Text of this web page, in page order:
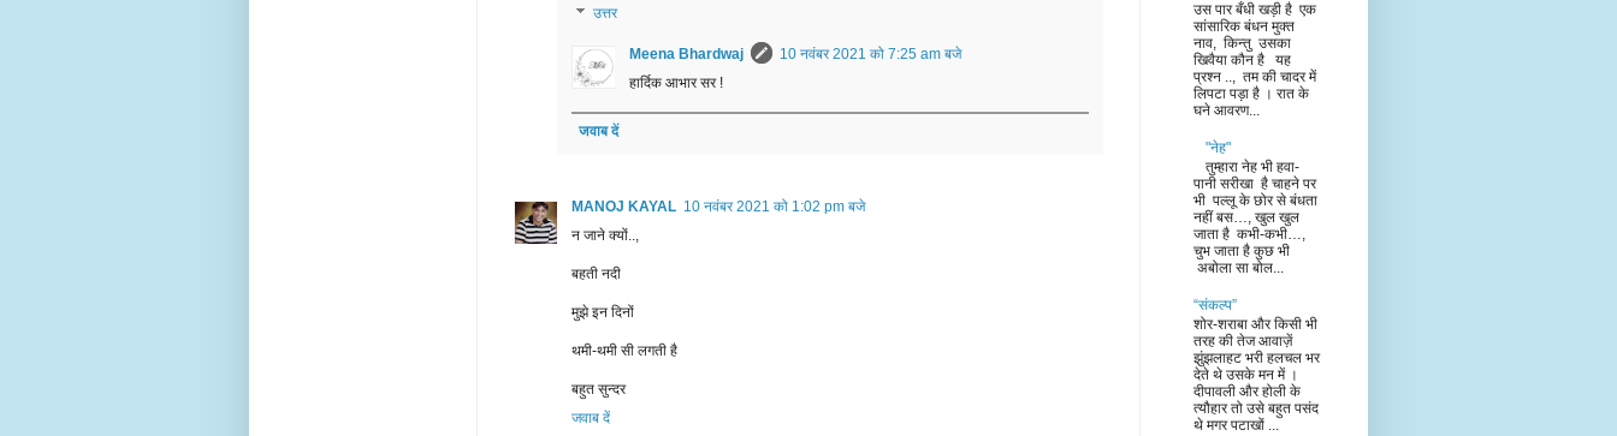
उत्तर
Meena Bhardwaj
10 नवंबर 2021 को 7:25 am बजे
हार्दिक आभार सर !
जवाब दें
MANOJ KAYAL 10 नवंबर 2021 को 1:02 pm बजे
न जाने क्यों..,
बहती नदी
मुझे इन दिनों
थमी-थमी सी लगती है
बहुत सुन्दर
जवाब दें
उस पार बँधी खड़ी है एक
सांसारिक बंधन मुक्त
नाव, किन्तु उसका
खिवैया कौन है यह
प्रश्न .., तम की चादर में
लिपटा पड़ा है । रात के
घने आवरण...
"नेह"
तुम्हारा नेह भी हवा-
पानी सरीखा है चाहने पर
भी पल्लू के छोर से बंधता
नहीं बस…, खुल खुल
जाता है कभी-कभी…,
चुभ जाता है कुछ भी
अबोला सा बोल...
“संकल्प”
शोर-शराबा और किसी भी
तरह की तेज आवाज़ें
झुंझलाहट भरी हलचल भर
देते थे उसके मन में ।
दीपावली और होली के
त्यौहार तो उसे बहुत पसंद
थे मगर पटाखों ...